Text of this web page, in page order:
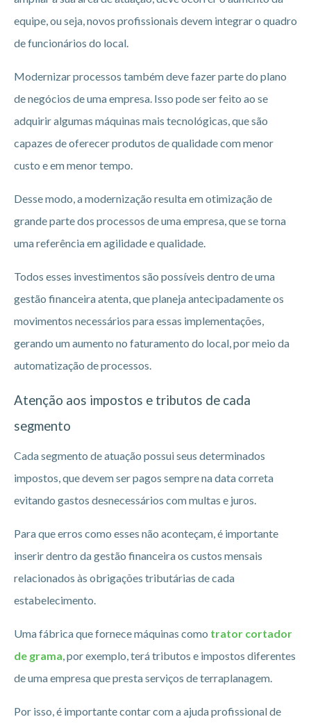
equipe, ou seja, novos profissionais devem integrar o quadro
de funcionários do local.
Modernizar processos também deve fazer parte do plano
de negócios de uma empresa. Isso pode ser feito ao se
adquirir algumas máquinas mais tecnológicas, que são
capazes de oferecer produtos de qualidade com menor
custo e em menor tempo.
Desse modo, a modernização resulta em otimização de
grande parte dos processos de uma empresa, que se torna
uma referência em agilidade e qualidade.
Todos esses investimentos são possíveis dentro de uma
gestão financeira atenta, que planeja antecipadamente os
movimentos necessários para essas implementações,
gerando um aumento no faturamento do local, por meio da
automatização de processos.
Atenção aos impostos e tributos de cada
segmento
Cada segmento de atuação possui seus determinados
impostos, que devem ser pagos sempre na data correta
evitando gastos desnecessários com multas e juros.
Para que erros como esses não aconteçam, é importante
inserir dentro da gestão financeira os custos mensais
relacionados às obrigações tributárias de cada
estabelecimento.
Uma fábrica que fornece máquinas como trator cortador
de grama, por exemplo, terá tributos e impostos diferentes
de uma empresa que presta serviços de terraplanagem.
Por isso, é importante contar com a ajuda profissional de